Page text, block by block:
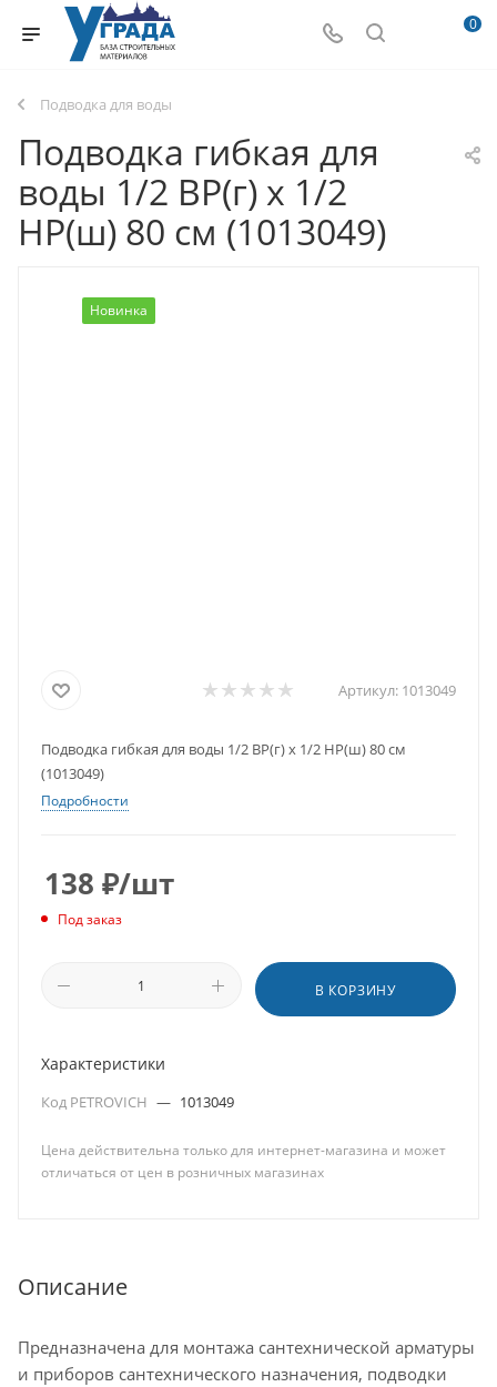
0
Подводка для воды
Подводка гибкая для
воды 1/2 ВР(г) х 1/2
НР(ш) 80 см (1013049)
Новинка
Артикул: 1013049
Подводка гибкая для воды 1/2 ВР(г) х 1/2 НР(ш) 80 см
(1013049)
Подробности
138 ₽/шт
Под заказ
В КОРЗИНУ
Характеристики
Код PETROVICH — 1013049
Цена действительна только для интернет-магазина и может
отличаться от цен в розничных магазинах
Описание
Предназначена для монтажа сантехнической арматуры
и приборов сантехнического назначения, подводки